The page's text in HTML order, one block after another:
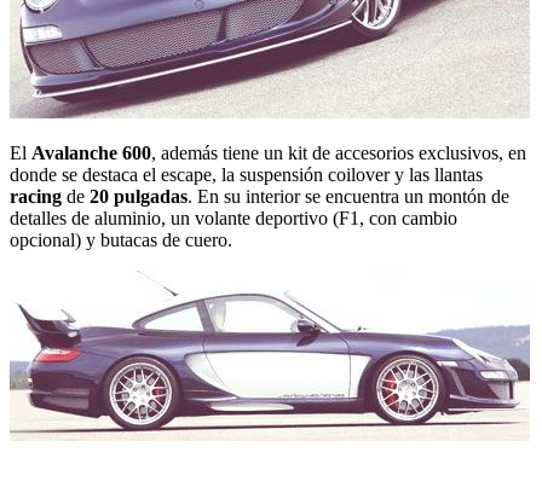
El Avalanche 600, además tiene un kit de accesorios exclusivos, en
donde se destaca el escape, la suspensión coilover y las llantas
racing de 20 pulgadas. En su interior se encuentra un montón de
detalles de aluminio, un volante deportivo (F1, con cambio
opcional) y butacas de cuero.